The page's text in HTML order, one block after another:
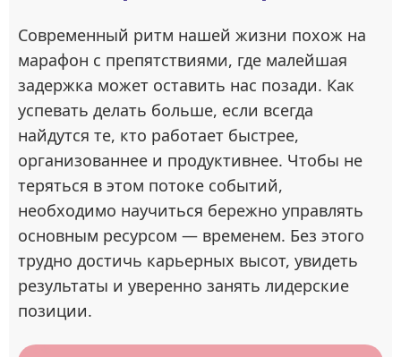
Современный ритм нашей жизни похож на
марафон с препятствиями, где малейшая
задержка может оставить нас позади. Как
успевать делать больше, если всегда
найдутся те, кто работает быстрее,
организованнее и продуктивнее. Чтобы не
теряться в этом потоке событий,
необходимо научиться бережно управлять
основным ресурсом — временем. Без этого
трудно достичь карьерных высот, увидеть
результаты и уверенно занять лидерские
позиции.